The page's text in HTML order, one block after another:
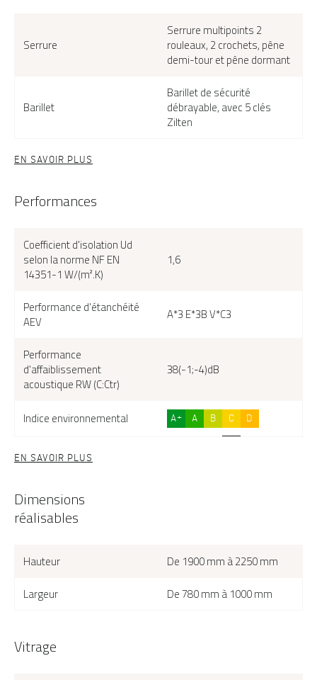
Erina Duo, face extérieure, couleur bleu 2700 texturé
Serrure
Serrure multipoints 2
rouleaux, 2 crochets, pêne
demi-tour et pêne dormant
Barillet
Barillet de sécurité
débrayable, avec 5 clés
Zilten
EN SAVOIR PLUS
Performances
Coefficient d'isolation Ud
selon la norme NF EN
14351-1 W/(m².K)
1,6
Performance d'étanchéité
AEV
A*3 E*3B V*C3
Performance
d'affaiblissement
acoustique RW (C:Ctr)
38(-1;-4)dB
Indice environnemental A+ A B C D
EN SAVOIR PLUS
Dimensions
réalisables
Hauteur
De 1900 mm à 2250 mm
Largeur
De 780 mm à 1000 mm
Vitrage